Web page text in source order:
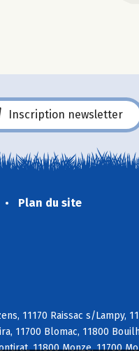
Inscription newsletter
Plan du site
11170 Raissac s/Lampy,
11700 Blomac, 11800
11800 Monze, 11700